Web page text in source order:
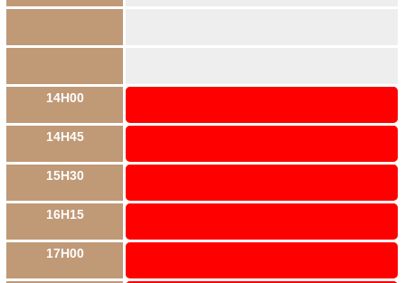
14H00
14H45
15H30
16H15
17H00